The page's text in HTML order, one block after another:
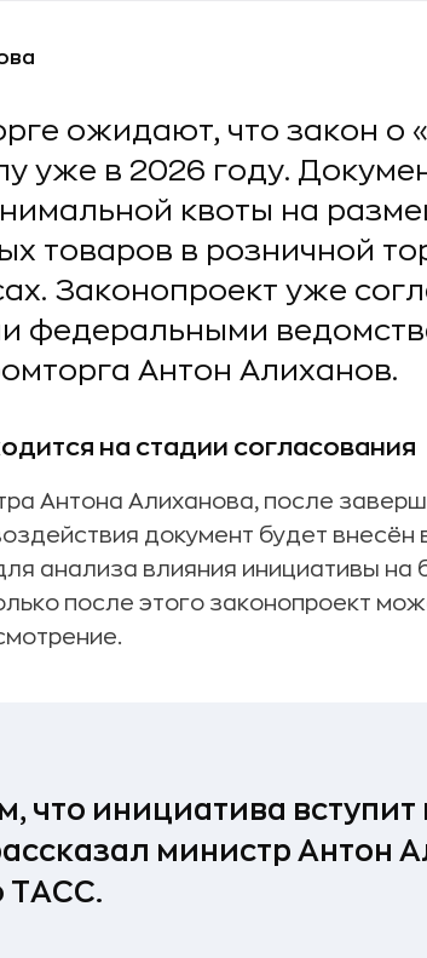
ожидают, что закон о
уже в 2026 году.
квоты на
товаров в розничной
Законопроект уже
федеральными
Антон Алиханов.
на стадии согласования
Антона Алиханова, после
документ будет внесён
анализа влияния инициативы на
после этого законопроект
что инициатива вступит
министр Антон
ТАСС.